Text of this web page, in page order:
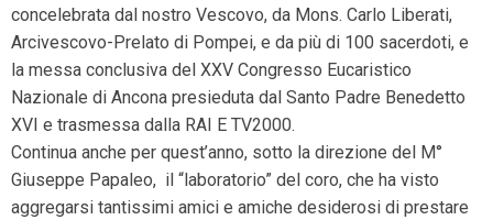
concelebrata dal nostro Vescovo, da Mons. Carlo Liberati,
Arcivescovo-Prelato di Pompei, e da più di 100 sacerdoti, e
la messa conclusiva del XXV Congresso Eucaristico
Nazionale di Ancona presieduta dal Santo Padre Benedetto
XVI e trasmessa dalla RAI E TV2000.
Continua anche per quest’anno, sotto la direzione del M°
Giuseppe Papaleo, il “laboratorio” del coro, che ha visto
aggregarsi tantissimi amici e amiche desiderosi di prestare